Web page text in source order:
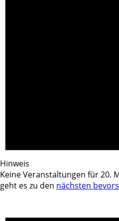
Hinweis
Keine Veranstaltungen für 20.
geht es zu den nächsten